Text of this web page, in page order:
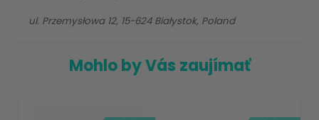
ul. Przemysłowa 12, 15-624 Białystok, Poland
Mohlo by Vás zaujímať